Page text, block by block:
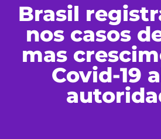
Brasil
nos casos
mas
Covid-19